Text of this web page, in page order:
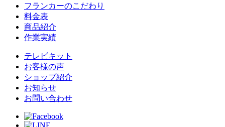
フランカーのこだわり
料金表
商品紹介
作業実績
テレビキット
お客様の声
ショップ紹介
お知らせ
お問い合わせ